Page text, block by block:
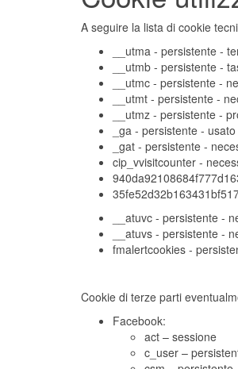
A seguire la lista di cookie
__utma - persistente -
__utmb - persistente -
__utmc - persistente -
__utmt - persistente -
__utmz - persistente -
_ga - persistente -
_gat - persistente -
cip_vvisitcounter -
__atuvc - persistente -
__atuvs - persistente -
fmalertcookies -
Cookie di terze parti
Facebook:
act – sessione
c_user –